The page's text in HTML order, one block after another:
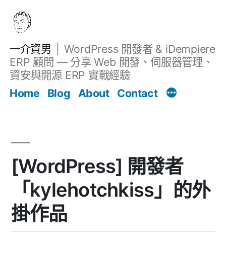
一介資男
WordPress 開發者 & iDempiere
ERP 顧問 — 分享 Web 開發、伺服器管理、
資安與開源 ERP 實戰經驗
Home
Blog About Contact
[WordPress] 開發者
「kylehotchkiss」的外
掛作品
文章 Filter